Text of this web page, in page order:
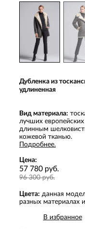
Дубленка из тосканского ягненка в стиле "пилот"
удлиненная
Вид материала:
лучших
длинным
кожевой тканью.
Подробнее.
Цена:
57 780 руб.
96 300 руб.
Цвета: данная
разных материалах
В избранное